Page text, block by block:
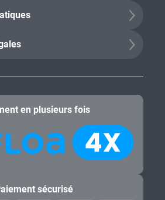
en plusieurs fois
sécurisé